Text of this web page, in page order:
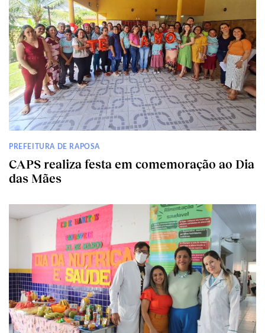
PREFEITURA DE RAPOSA
CAPS realiza festa em comemoração ao Dia
das Mães